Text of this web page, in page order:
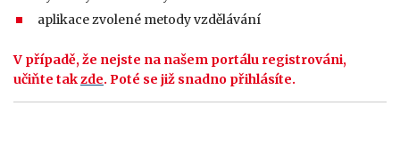
aplikace zvolené metody vzdělávání
V případě, že nejste na našem portálu registrováni,
učiňte takzde. Poté se již snadno přihlásíte.